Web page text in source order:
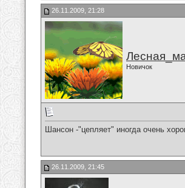
26.11.2009, 21:28
Новичок
Шансон -"цепляет" иногда очень
26.11.2009, 21:45